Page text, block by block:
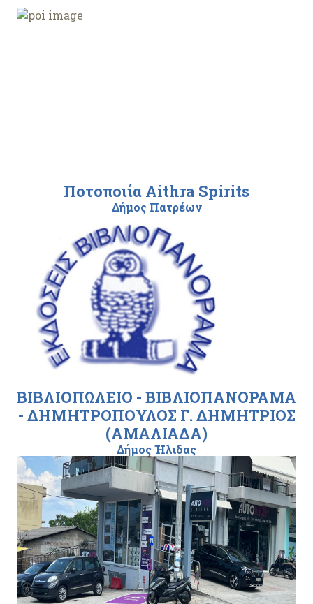
Ποτοποιία Aithra Spirits
Δήμος Πατρέων
ΒΙΒΛΙΟΠΩΛΕΙΟ - ΒΙΒΛΙΟΠΑΝΟΡΑΜΑ
- ΔΗΜΗΤΡΟΠΟΥΛΟΣ Γ. ΔΗΜΗΤΡΙΟΣ
(ΑΜΑΛΙΑΔΑ)
Δήμος Ήλιδας